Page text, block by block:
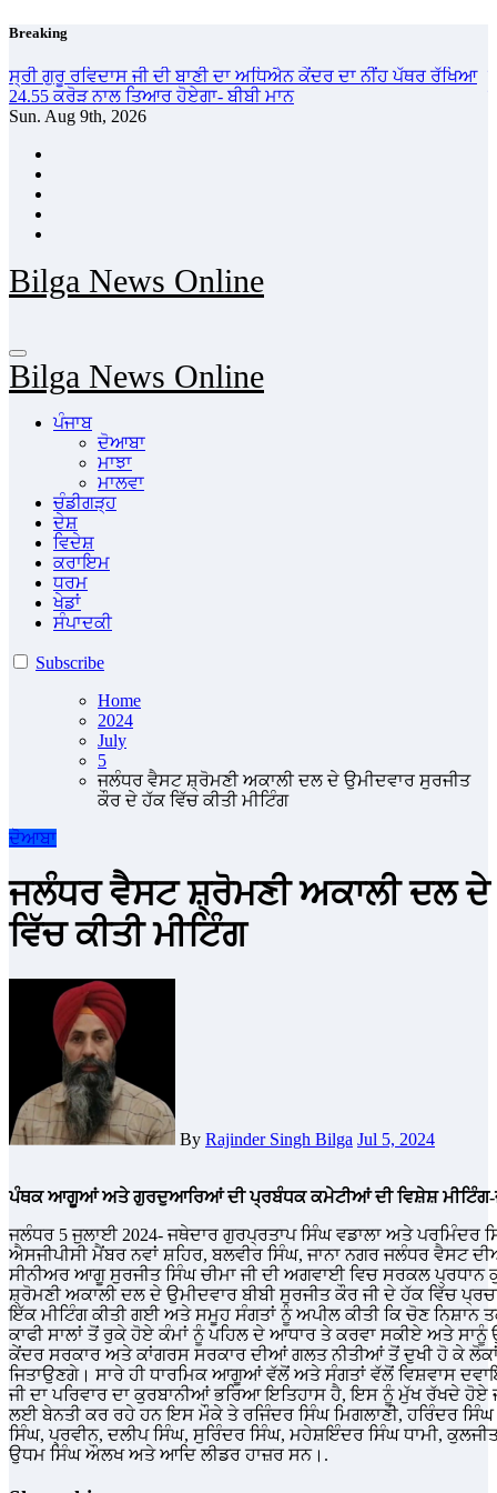
Skip
content
Breaking
ਸ੍ਰੀ ਗੁਰੂ ਰਵਿਦਾਸ ਜੀ ਦੀ ਬਾਣੀ ਦਾ ਅਧਿਐਨ ਕੇਂਦਰ ਦਾ ਨੀਂਹ ਪੱਥਰ ਰੱਖਿਆ
24.55 ਕਰੋੜ ਨਾਲ ਤਿਆਰ ਹੋਏਗਾ- ਬੀਬੀ ਮਾਨ
Sun. Aug 9th, 2026
Bilga News Online
Bilga News Online
ਪੰਜਾਬ
ਦੋਆਬਾ
ਮਾਝਾ
ਮਾਲਵਾ
ਚੰਡੀਗੜ੍ਹ
ਦੇਸ਼
ਵਿਦੇਸ਼
ਕਰਾਇਮ
ਧਰਮ
ਖੇਡਾਂ
ਸੰਪਾਦਕੀ
Subscribe
Home
2024
July
5
ਜਲੰਧਰ ਵੈਸਟ ਸ਼੍ਰੋਮਣੀ ਅਕਾਲੀ ਦਲ ਦੇ ਉਮੀਦਵਾਰ ਸੁਰਜੀਤ
ਕੌਰ ਦੇ ਹੱਕ ਵਿੱਚ ਕੀਤੀ ਮੀਟਿੰਗ
ਦੋਆਬਾ
ਜਲੰਧਰ ਵੈਸਟ ਸ਼੍ਰੋਮਣੀ ਅਕਾਲੀ ਦਲ
ਵਿੱਚ ਕੀਤੀ ਮੀਟਿੰਗ
By Rajinder Singh Bilga Jul 5, 2024
ਪੰਥਕ ਆਗੂਆਂ ਅਤੇ ਗੁਰਦੁਆਰਿਆਂ ਦੀ ਪ੍ਰਬੰਧਕ ਕਮੇਟੀਆਂ ਦੀ ਵਿਸ਼ੇਸ਼ ਮੀਟਿੰਗ-
ਜਲੰਧਰ 5 ਜੁਲਾਈ 2024- ਜਥੇਦਾਰ ਗੁਰਪ੍ਰਤਾਪ ਸਿੰਘ ਵਡਾਲਾ ਅਤੇ ਪਰਮਿੰਦਰ
ਐਸਜੀਪੀਸੀ ਮੈਂਬਰ ਨਵਾਂ ਸ਼ਹਿਰ, ਬਲਵੀਰ ਸਿੰਘ, ਜਾਨਾ ਨਗਰ ਜਲੰਧਰ ਵੈਸਟ
ਸੀਨੀਅਰ ਆਗੂ ਸੁਰਜੀਤ ਸਿੰਘ ਚੀਮਾ ਜੀ ਦੀ ਅਗਵਾਈ ਵਿਚ ਸਰਕਲ ਪ੍ਰਧਾਨ
ਸ਼੍ਰੋਮਣੀ ਅਕਾਲੀ ਦਲ ਦੇ ਉਮੀਦਵਾਰ ਬੀਬੀ ਸੁਰਜੀਤ ਕੌਰ ਜੀ ਦੇ ਹੱਕ ਵਿੱਚ
ਇੱਕ ਮੀਟਿੰਗ ਕੀਤੀ ਗਈ ਅਤੇ ਸਮੂਹ ਸੰਗਤਾਂ ਨੂੰ ਅਪੀਲ ਕੀਤੀ ਕਿ ਚੋਣ ਨਿਸ਼ਾਨ
ਕਾਫੀ ਸਾਲਾਂ ਤੋਂ ਰੁਕੇ ਹੋਏ ਕੰਮਾਂ ਨੂੰ ਪਹਿਲ ਦੇ ਆਧਾਰ ਤੇ ਕਰਵਾ ਸਕੀਏ ਅਤੇ
ਕੇਂਦਰ ਸਰਕਾਰ ਅਤੇ ਕਾਂਗਰਸ ਸਰਕਾਰ ਦੀਆਂ ਗਲਤ ਨੀਤੀਆਂ ਤੋਂ ਦੁਖੀ ਹੋ ਕੇ
ਜਿਤਾਉਣਗੇ। ਸਾਰੇ ਹੀ ਧਾਰਮਿਕ ਆਗੂਆਂ ਵੱਲੋਂ ਅਤੇ ਸੰਗਤਾਂ ਵੱਲੋਂ ਵਿਸ਼ਵਾਸ
ਜੀ ਦਾ ਪਰਿਵਾਰ ਦਾ ਕੁਰਬਾਨੀਆਂ ਭਰਿਆ ਇਤਿਹਾਸ ਹੈ, ਇਸ ਨੂੰ ਮੁੱਖ ਰੱਖਦੇ
ਲਈ ਬੇਨਤੀ ਕਰ ਰਹੇ ਹਨ ਇਸ ਮੌਕੇ ਤੇ ਰਜਿੰਦਰ ਸਿੰਘ ਮਿਗਲਾਣੀ, ਹਰਿੰਦਰ
ਸਿੰਘ, ਪ੍ਰਵੀਨ, ਦਲੀਪ ਸਿੰਘ, ਸੁਰਿੰਦਰ ਸਿੰਘ, ਮਹੇਸ਼ਇੰਦਰ ਸਿੰਘ ਧਾਮੀ,
ਉਧਮ ਸਿੰਘ ਔਲਖ ਅਤੇ ਆਦਿ ਲੀਡਰ ਹਾਜ਼ਰ ਸਨ।.